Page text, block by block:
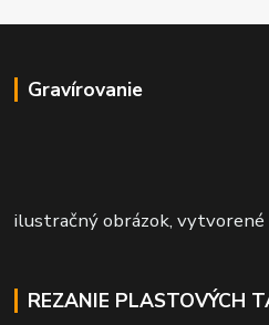
Gravírovanie
ilustračný obrázok, vytvorené
REZANIE PLASTOVÝCH